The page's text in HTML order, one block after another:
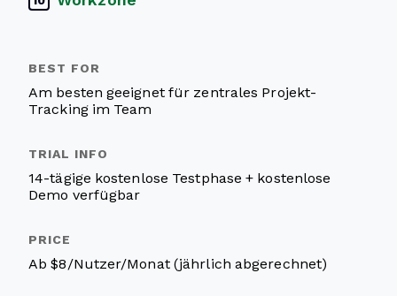
Am besten geeignet für zentrales Projekt-
Tracking im Team
14-tägige kostenlose Testphase + kostenlose
Demo verfügbar
Ab $8/Nutzer/Monat (jährlich abgerechnet)